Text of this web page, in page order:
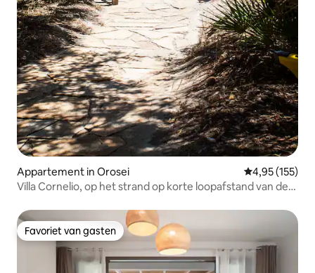
Appartement in Orosei Gemiddelde
4,95 (155)
Villa Cornelio, op het strand op korte loopafstand van de
Favoriet van gasten
Favoriet van gasten